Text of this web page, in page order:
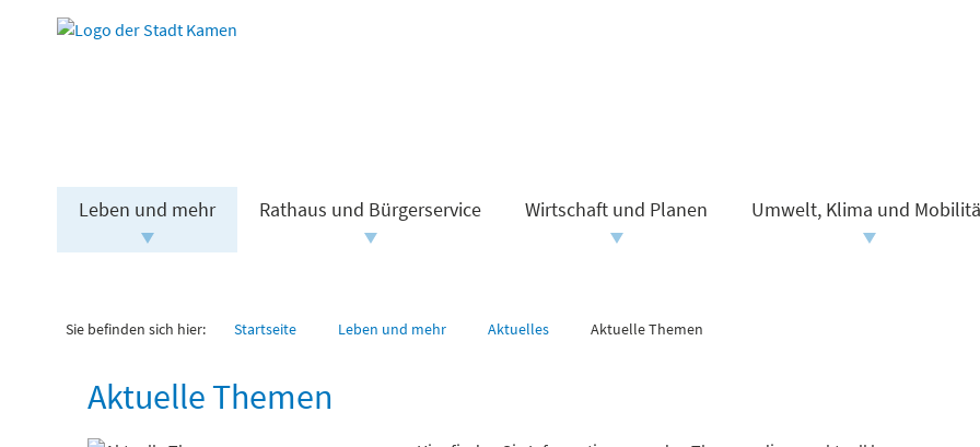
Leben und mehr Rathaus und Bürgerservice Wirtschaft und Planen Umwelt, Klima und
Sie befinden sich hier: Startseite Leben und mehr Aktuelles Aktuelle Themen
Aktuelle Themen